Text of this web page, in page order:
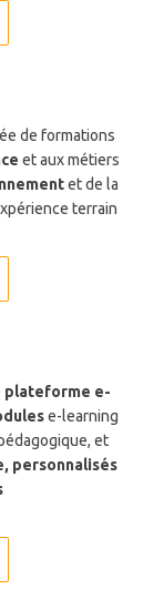
de formations
et aux métiers
et de la
terrain
plateforme e-
e-learning
et
personnalisés